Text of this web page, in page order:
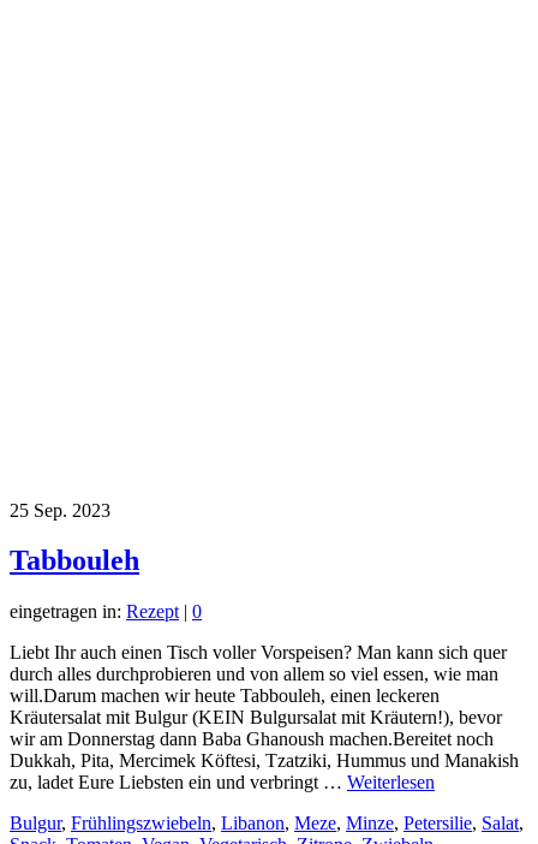
25 Sep. 2023
Tabbouleh
eingetragen in: Rezept | 0
Liebt Ihr auch einen Tisch voller Vorspeisen? Man kann sich quer
durch alles durchprobieren und von allem so viel essen, wie man
will.Darum machen wir heute Tabbouleh, einen leckeren
Kräutersalat mit Bulgur (KEIN Bulgursalat mit Kräutern!), bevor
wir am Donnerstag dann Baba Ghanoush machen.Bereitet noch
Dukkah, Pita, Mercimek Köftesi, Tzatziki, Hummus und Manakish
zu, ladet Eure Liebsten ein und verbringt … Weiterlesen
Bulgur, Frühlingszwiebeln, Libanon, Meze, Minze, Petersilie, Salat,